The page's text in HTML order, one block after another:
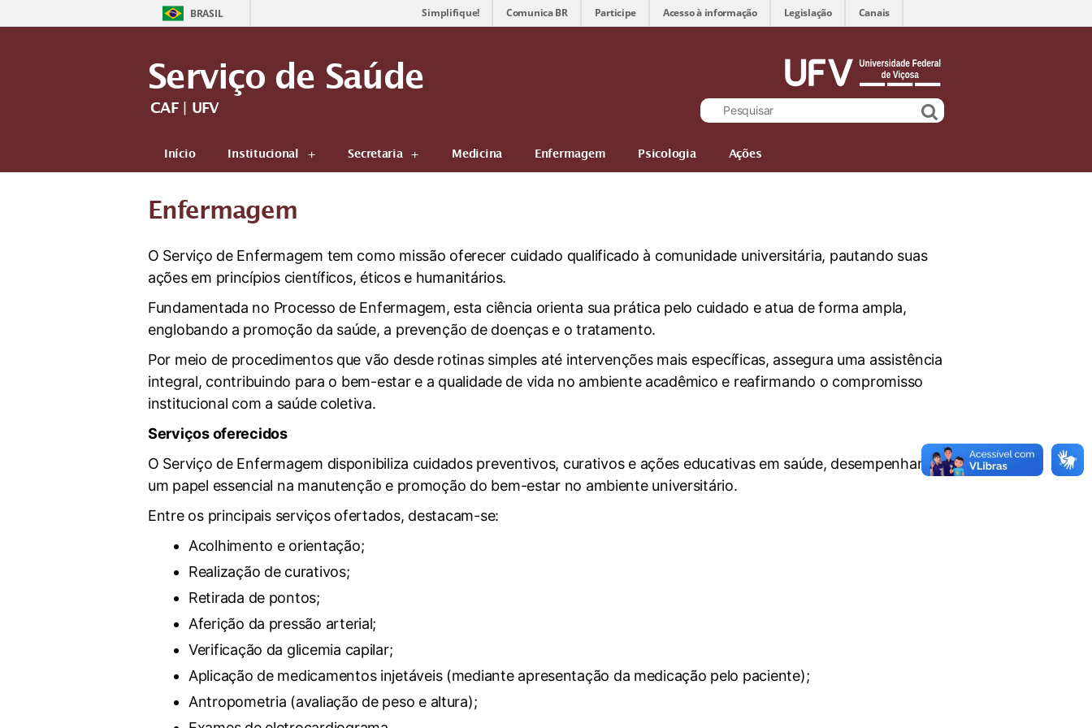
BRASIL Simplifique! Comunica BR Participe Acesso à informação Legislação Canais
Serviço de Saúde
CAF | UFV
Início Institucional Secretaria Medicina Enfermagem Psicologia Ações
Enfermagem
O Serviço de Enfermagem tem como missão oferecer cuidado qualificado à comunidade universitária, pautando suas
ações em princípios científicos, éticos e humanitários.
Fundamentada no Processo de Enfermagem, esta ciência orienta sua prática pelo cuidado e atua de forma ampla,
englobando a promoção da saúde, a prevenção de doenças e o tratamento.
Por meio de procedimentos que vão desde rotinas simples até intervenções mais específicas, assegura uma assistência
integral, contribuindo para o bem-estar e a qualidade de vida no ambiente acadêmico e reafirmando o compromisso
institucional com a saúde coletiva.
Serviços oferecidos
O Serviço de Enfermagem disponibiliza cuidados preventivos, curativos e ações educativas em saúde, desempenhando
um papel essencial na manutenção e promoção do bem-estar no ambiente universitário.
Entre os principais serviços ofertados, destacam-se:
Acolhimento e orientação;
Realização de curativos;
Retirada de pontos;
Aferição da pressão arterial;
Verificação da glicemia capilar;
Aplicação de medicamentos injetáveis (mediante apresentação da medicação pelo paciente);
Antropometria (avaliação de peso e altura);